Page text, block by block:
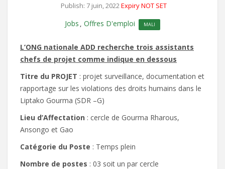
Publish: 7 juin, 2022 Expiry NOT SET
Jobs Offres D'emploi MALI
L’ONG nationale ADD recherche trois assistants
chefs de projet comme indique en dessous
Titre du PROJET : projet surveillance, documentation et
rapportage sur les violations des droits humains dans le
Liptako Gourma (SDR –G)
Lieu d’Affectation : cercle de Gourma Rharous,
Ansongo et Gao
Catégorie du Poste : Temps plein
Nombre de postes : 03 soit un par cercle